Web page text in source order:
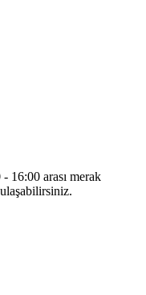
16:00 arası merak